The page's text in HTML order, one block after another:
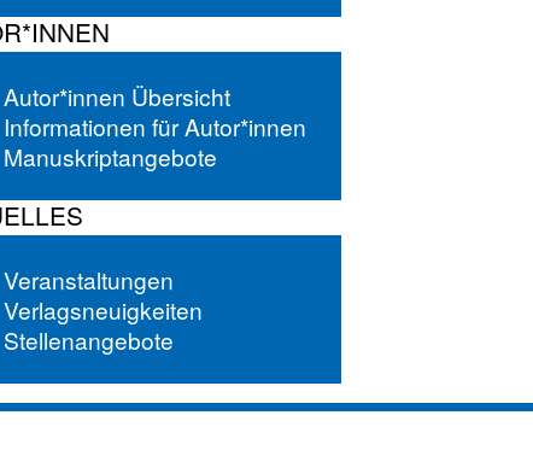
Autor*innen Übersicht
Informationen für Autor*innen
Manuskriptangebote
Veranstaltungen
Verlagsneuigkeiten
Stellenangebote